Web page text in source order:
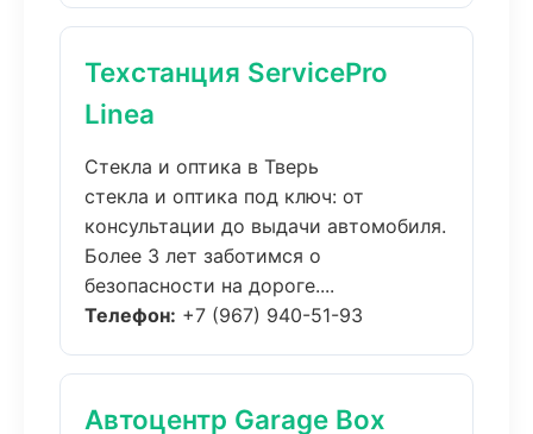
Техстанция ServicePro
Linea
Стекла и оптика в Тверь
стекла и оптика под ключ: от
консультации до выдачи автомобиля.
Более 3 лет заботимся о
безопасности на дороге....
Телефон: +7 (967) 940-51-93
Автоцентр Garage Box